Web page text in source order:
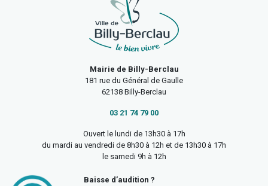
Mairie de Billy-Berclau
181 rue du Général de Gaulle
62138 Billy-Berclau
03 21 74 79 00
Ouvert le lundi de 13h30 à 17h
du mardi au vendredi de 8h30 à 12h et de 13h30 à 17h
le samedi 9h à 12h
Baisse d’audition ?